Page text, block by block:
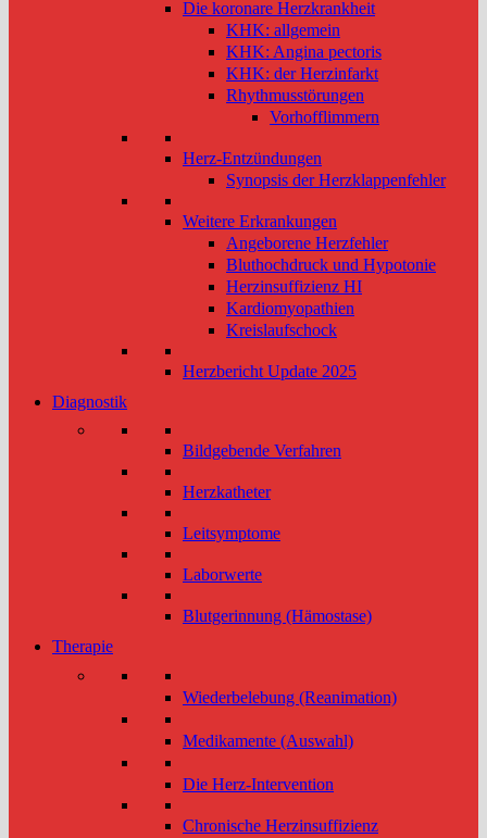
Die koronare Herzkrankheit
KHK: allgemein
KHK: Angina pectoris
KHK: der Herzinfarkt
Rhythmusstörungen
Vorhofflimmern
Herz-Entzündungen
Synopsis der Herzklappenfehler
Weitere Erkrankungen
Angeborene Herzfehler
Bluthochdruck und Hypotonie
Herzinsuffizienz HI
Kardiomyopathien
Kreislaufschock
Herzbericht Update 2025
Diagnostik
Bildgebende Verfahren
Herzkatheter
Leitsymptome
Laborwerte
Blutgerinnung (Hämostase)
Therapie
Wiederbelebung (Reanimation)
Medikamente (Auswahl)
Die Herz-Intervention
Chronische Herzinsuffizienz